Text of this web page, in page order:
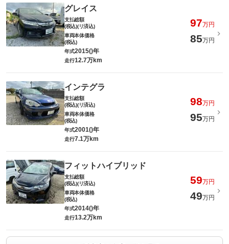
グレイス
支払総額
(税込)(リ済込)
97万円
車両本体価格
(税込)
85万円
年式2015()年
走行12.7万km
インテグラ
支払総額
(税込)(リ済込)
98万円
車両本体価格
(税込)
95万円
年式2001()年
走行7.1万km
フィットハイブリッド
支払総額
(税込)(リ済込)
59万円
車両本体価格
(税込)
49万円
年式2014()年
走行13.2万km